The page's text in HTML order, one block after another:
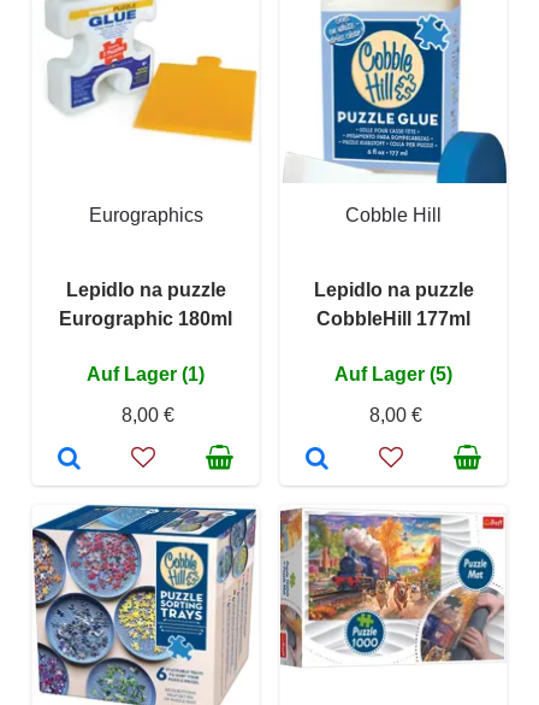
Eurographics
Lepidlo na puzzle
Eurographic 180ml
Auf Lager (1)
8,00 €
Cobble Hill
Lepidlo na puzzle
CobbleHill 177ml
Auf Lager (5)
8,00 €